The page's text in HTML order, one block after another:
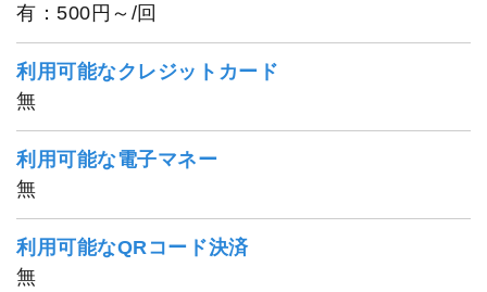
有：500円～/回
利用可能なクレジットカード
無
利用可能な電子マネー
無
利用可能なQRコード決済
無